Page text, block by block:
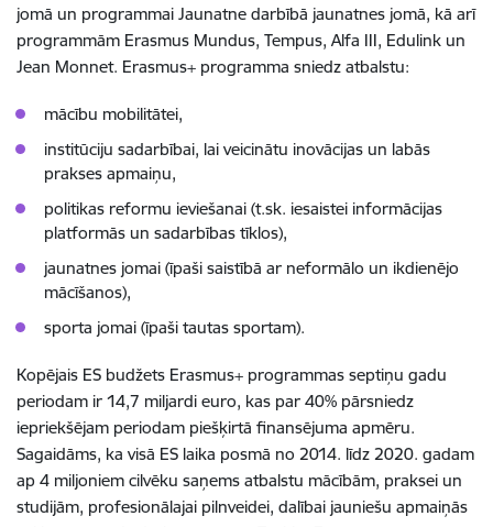
jomā un programmai Jaunatne darbībā jaunatnes jomā, kā arī
programmām Erasmus Mundus, Tempus, Alfa III, Edulink un
Jean Monnet. Erasmus+ programma sniedz atbalstu:
mācību mobilitātei,
institūciju sadarbībai, lai veicinātu inovācijas un labās
prakses apmaiņu,
politikas reformu ieviešanai (t.sk. iesaistei informācijas
platformās un sadarbības tīklos),
jaunatnes jomai (īpaši saistībā ar neformālo un ikdienējo
mācīšanos),
sporta jomai (īpaši tautas sportam).
Kopējais ES budžets Erasmus+ programmas septiņu gadu
periodam ir 14,7 miljardi euro, kas par 40% pārsniedz
iepriekšējam periodam piešķirtā finansējuma apmēru.
Sagaidāms, ka visā ES laika posmā no 2014. līdz 2020. gadam
ap 4 miljoniem cilvēku saņems atbalstu mācībām, praksei un
studijām, profesionālajai pilnveidei, dalībai jauniešu apmaiņās